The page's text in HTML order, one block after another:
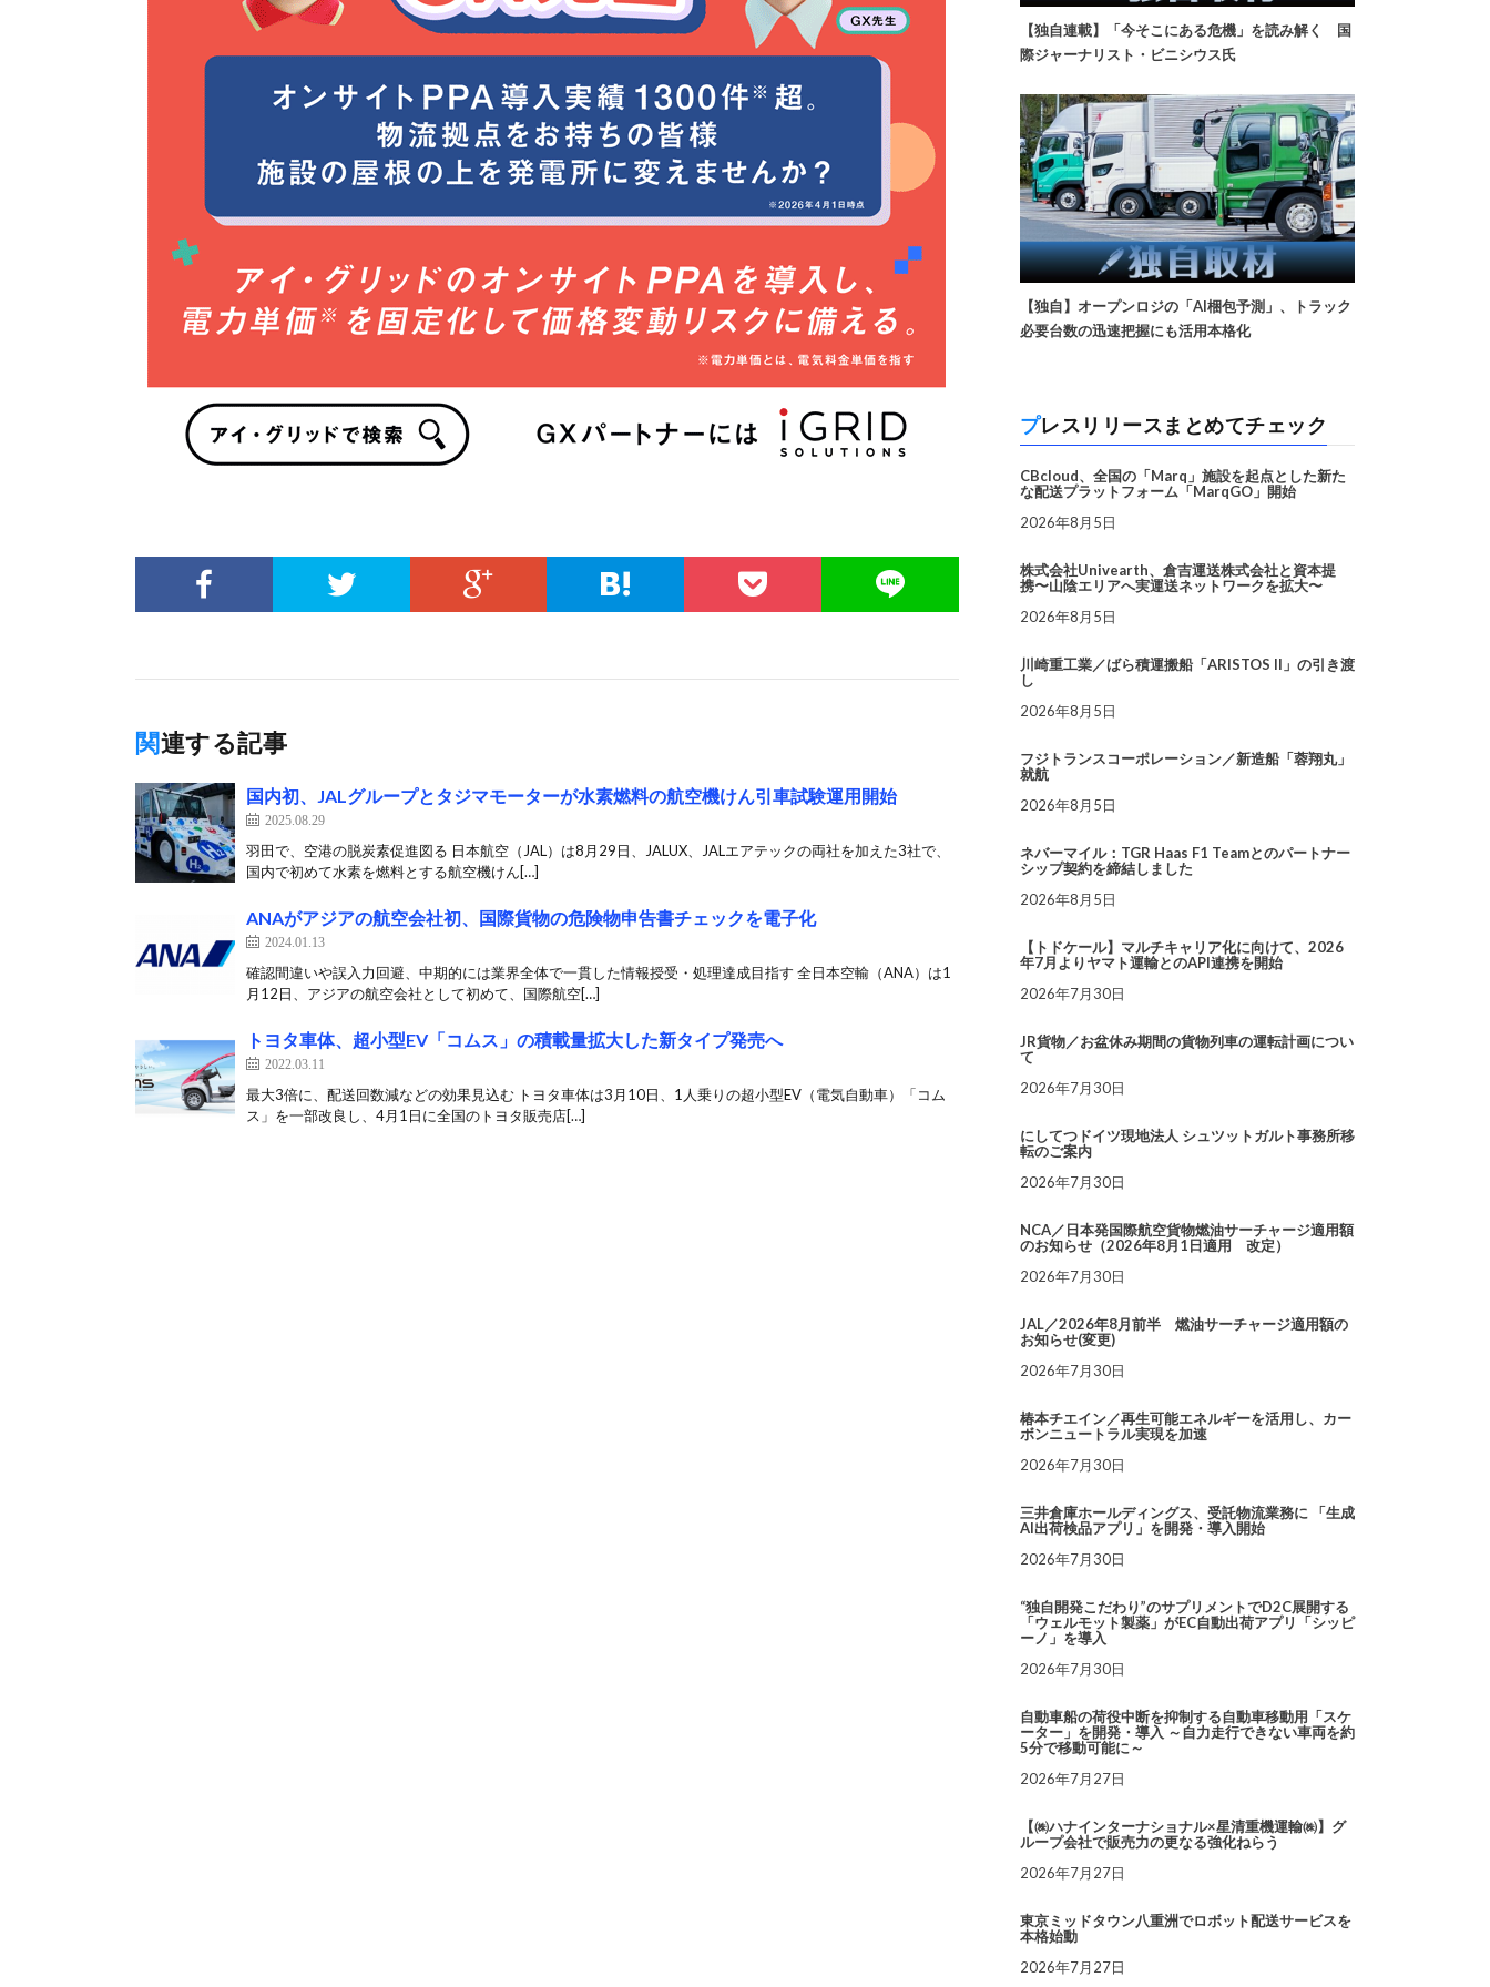
関連する記事
国内初、JALグループとタジマモーターが水素燃料の航空機けん引車試験運用開始
2025.08.29
羽田で、空港の脱炭素促進図る 日本航空（JAL）は8月29日、JALUX、JALエアテックの両社を加えた3社で、
国内で初めて水素を燃料とする航空機けん[…]
ANAがアジアの航空会社初、国際貨物の危険物申告書チェックを電子化
2024.01.13
確認間違いや誤入力回避、中期的には業界全体で一貫した情報授受・処理達成目指す 全日本空輸（ANA）は1
月12日、アジアの航空会社として初めて、国際航空[…]
トヨタ車体、超小型EV「コムス」の積載量拡大した新タイプ発売へ
2022.03.11
最大3倍に、配送回数減などの効果見込む トヨタ車体は3月10日、1人乗りの超小型EV（電気自動車）「コム
ス」を一部改良し、4月1日に全国のトヨタ販売店[…]
【独自連載】「今そこにある危機」を読み解く 国
際ジャーナリスト・ビニシウス氏
【独自】オープンロジの「AI梱包予測」、トラック
必要台数の迅速把握にも活用本格化
プレスリリースまとめてチェック
CBcloud、全国の「Marq」施設を起点とした新た
な配送プラットフォーム「MarqGO」開始
2026年8月5日
株式会社Univearth、倉吉運送株式会社と資本提
携〜山陰エリアへ実運送ネットワークを拡大〜
2026年8月5日
川崎重工業／ばら積運搬船「ARISTOS II」の引き渡
し
2026年8月5日
フジトランスコーポレーション／新造船「蓉翔丸」
就航
2026年8月5日
ネバーマイル：TGR Haas F1 Teamとのパートナー
シップ契約を締結しました
2026年8月5日
【トドケール】マルチキャリア化に向けて、2026
年7月よりヤマト運輸とのAPI連携を開始
2026年7月30日
JR貨物／お盆休み期間の貨物列車の運転計画につい
て
2026年7月30日
にしてつドイツ現地法人 シュツットガルト事務所移
転のご案内
2026年7月30日
NCA／日本発国際航空貨物燃油サーチャージ適用額
のお知らせ（2026年8月1日適用 改定）
2026年7月30日
JAL／2026年8月前半 燃油サーチャージ適用額の
お知らせ(変更)
2026年7月30日
椿本チエイン／再生可能エネルギーを活用し、カー
ボンニュートラル実現を加速
2026年7月30日
三井倉庫ホールディングス、受託物流業務に 「生成
AI出荷検品アプリ」を開発・導入開始
2026年7月30日
“独自開発こだわり”のサプリメントでD2C展開する
「ウェルモット製薬」がEC自動出荷アプリ「シッピ
ーノ」を導入
2026年7月30日
自動車船の荷役中断を抑制する自動車移動用「スケ
ーター」を開発・導入 ～自力走行できない車両を約
5分で移動可能に～
2026年7月27日
【㈱ハナインターナショナル×星清重機運輸㈱】グ
ループ会社で販売力の更なる強化ねらう
2026年7月27日
東京ミッドタウン八重洲でロボット配送サービスを
本格始動
2026年7月27日